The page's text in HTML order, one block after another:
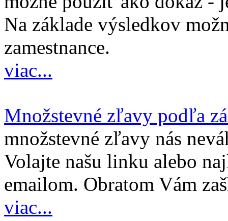
Na základe výsledkov
zamestnance.
viac...
Množstevné zľavy podľa
množstevné zľavy nás
Volajte našu linku alebo
emailom. Obratom Vám
viac...